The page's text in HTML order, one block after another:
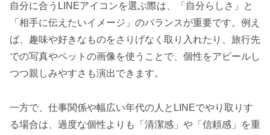
自分に合うLINEアイコンを選ぶ際は、「自分らしさ」と
「相手に伝えたいイメージ」のバランスが重要です。例え
ば、趣味や好きなものをさりげなく取り入れたり、旅行先
での写真やペットの画像を使うことで、個性をアピールし
つつ親しみやすさも演出できます。
一方で、仕事関係や幅広い年代の人とLINEでやり取りす
る場合は、過度な個性よりも「清潔感」や「信頼感」を重